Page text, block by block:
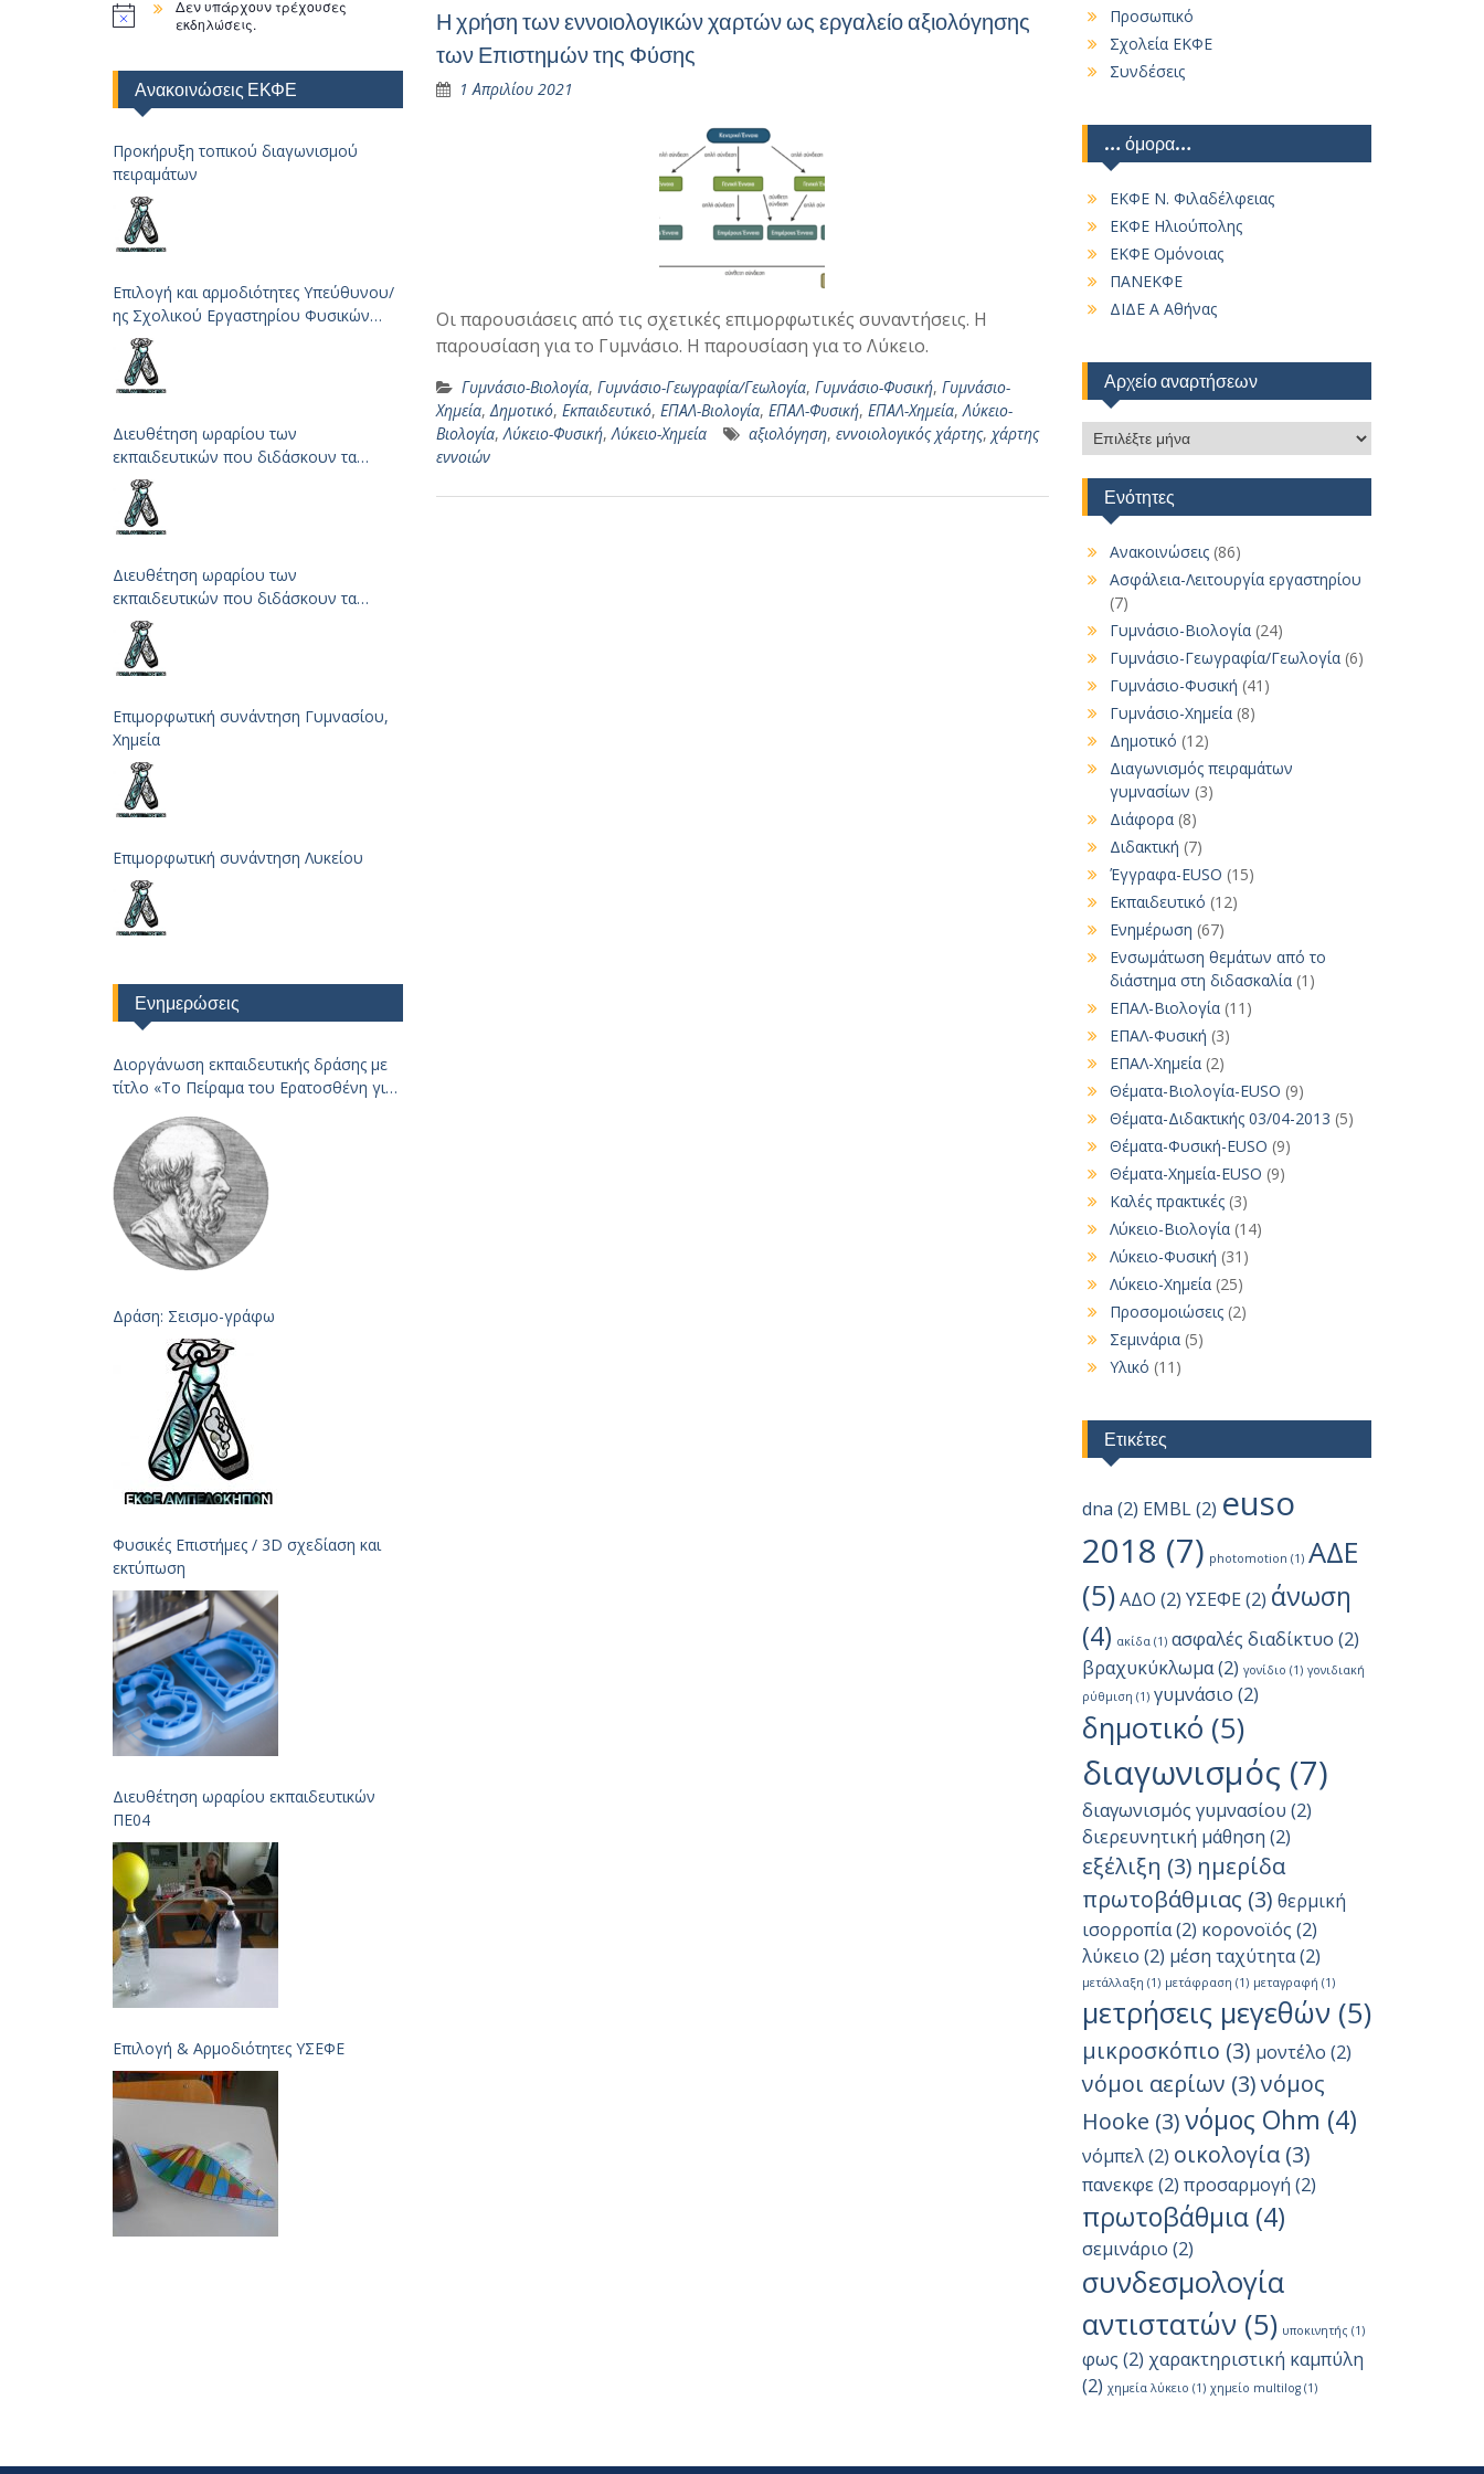
Η χρήση των εννοιολογικών χαρτών ως εργαλείο αξιολόγησης
των Επιστημών της Φύσης
1 Απριλίου 2021
Οι παρουσιάσεις από τις σχετικές επιμορφωτικές συναντήσεις. Η
παρουσίαση για το Γυμνάσιο. Η παρουσίαση για το Λύκειο.
Γυμνάσιο-Βιολογία, Γυμνάσιο-Γεωγραφία/Γεωλογία, Γυμνάσιο-Φυσική, Γυμνάσιο-
Χημεία,Δημοτικό, Εκπαιδευτικό, ΕΠΑΛ-Βιολογία, ΕΠΑΛ-Φυσική, ΕΠΑΛ-Χημεία,Λύκειο-
Βιολογία,Λύκειο-Φυσική,Λύκειο-Χημεία αξιολόγηση, εννοιολογικός χάρτης, χάρτης
εννοιών
Προσωπικό
Σχολεία ΕΚΦΕ
Συνδέσεις
… όμορα…
ΕΚΦΕ Ν. Φιλαδέλφειας
ΕΚΦΕ Ηλιούπολης
ΕΚΦΕ Ομόνοιας
ΠΑΝΕΚΦΕ
ΔΙΔΕ Α Αθήνας
Αρχείο αναρτήσεων
Αρχείο
αναρτήσεων
Ενότητες
Ανακοινώσεις(86)
Ασφάλεια-Λειτουργία εργαστηρίου
(7)
Γυμνάσιο-Βιολογία(24)
Γυμνάσιο-Γεωγραφία/Γεωλογία(6)
Γυμνάσιο-Φυσική (41)
Γυμνάσιο-Χημεία(8)
Δημοτικό (12)
Διαγωνισμός πειραμάτων
γυμνασίων (3)
Διάφορα(8)
Διδακτική (7)
Έγγραφα-EUSO (15)
Εκπαιδευτικό (12)
Ενημέρωση (67)
Ενσωμάτωση θεμάτων από το
διάστημα στη διδασκαλία(1)
ΕΠΑΛ-Βιολογία(11)
ΕΠΑΛ-Φυσική (3)
ΕΠΑΛ-Χημεία(2)
Θέματα-Βιολογία-EUSO (9)
Θέματα-Διδακτικής 03/04-2013 (5)
Θέματα-Φυσική-EUSO (9)
Θέματα-Χημεία-EUSO (9)
Καλές πρακτικές(3)
Λύκειο-Βιολογία(14)
Λύκειο-Φυσική (31)
Λύκειο-Χημεία(25)
Προσομοιώσεις(2)
Σεμινάρια(5)
Υλικό (11)
Ετικέτες
dna (2) EMBL(2) euso
2018 (7) photomotion (1) ΑΔΕ
(5) ΑΔΟ (2) ΥΣΕΦΕ(2) άνωση
(4) ακίδα(1) ασφαλές διαδίκτυο (2)
βραχυκύκλωμα(2) γονίδιο (1) γονιδιακή
ρύθμιση (1) γυμνάσιο (2)
δημοτικό (5)
διαγωνισμός (7)
διαγωνισμός γυμνασίου (2)
διερευνητική μάθηση (2)
εξέλιξη (3) ημερίδα
πρωτοβάθμιας (3) θερμική
ισορροπία(2) κορονοϊός (2)
λύκειο (2) μέση ταχύτητα(2)
μετάλλαξη (1) μετάφραση (1) μεταγραφή (1)
μετρήσεις μεγεθών(5)
μικροσκόπιο (3) μοντέλο (2)
νόμοι αερίων (3)νόμος
Hooke (3)νόμος Ohm (4)
νόμπελ(2) οικολογία(3)
πανεκφε(2) προσαρμογή (2)
πρωτοβάθμια(4)
σεμινάριο (2)
συνδεσμολογία
αντιστατών(5) υποκινητής (1)
φως (2) χαρακτηριστική καμπύλη
(2) χημεία λύκειο (1) χημείο multilog(1)
Δεν υπάρχουν τρέχουσες
εκδηλώσεις.
Ανακοινώσεις ΕΚΦΕ
Προκήρυξη τοπικού διαγωνισμού
πειραμάτων
Επιλογή και αρμοδιότητες Υπεύθυνου/
ης Σχολικού Εργαστηρίου Φυσικών
Επιστημών
Διευθέτηση ωραρίου των
εκπαιδευτικών που διδάσκουν τα
μαθήματα των Φυσικών Επιστημών
Διευθέτηση ωραρίου των
εκπαιδευτικών που διδάσκουν τα
μαθήματα των Φυσικών Επιστημών
Επιμορφωτική συνάντηση Γυμνασίου,
Χημεία
Επιμορφωτική συνάντηση Λυκείου
Ενημερώσεις
Διοργάνωση εκπαιδευτικής δράσης με
τίτλο «Το Πείραμα του Ερατοσθένη για
Υπολογισμό της Ακτίνας της Γης – 2023
Δράση: Σεισμο-γράφω
Φυσικές Επιστήμες / 3D σχεδίαση και
εκτύπωση
Διευθέτηση ωραρίου εκπαιδευτικών
ΠΕ04
Επιλογή & Aρμοδιότητες ΥΣΕΦΕ